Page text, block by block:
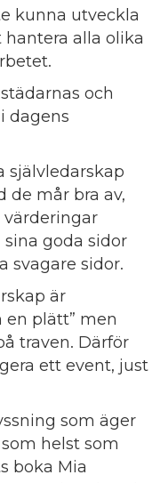
kunna utveckla
alla olika
och
dagens
självledarskap
de mår bra av,
värderingar
goda sidor
svagare sidor.
är
en plätt” men
traven. Därför
ett event, just
som äger
helst som
boka Mia